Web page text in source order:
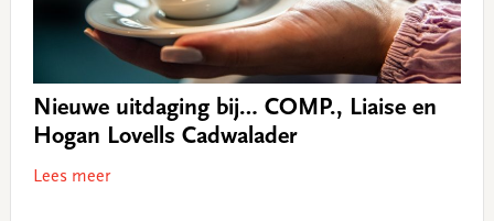
Nieuwe uitdaging bij… COMP., Liaise en
Hogan Lovells Cadwalader
Lees meer